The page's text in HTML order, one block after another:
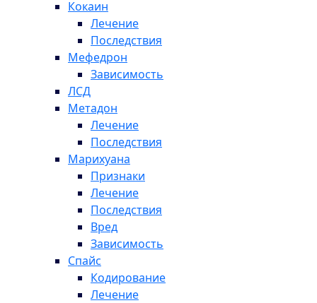
Кокаин
Лечение
Последствия
Мефедрон
Зависимость
ЛСД
Метадон
Лечение
Последствия
Марихуана
Признаки
Лечение
Последствия
Вред
Зависимость
Спайс
Кодирование
Лечение